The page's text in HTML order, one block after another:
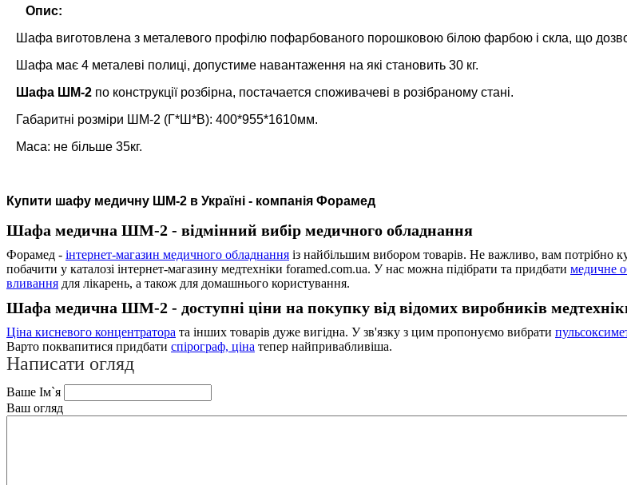
Опис:
Шафа виготовлена з металевого профілю пофарбованого порошковою білою фарбою і скла, що
Шафа має 4 металеві полиці, допустиме навантаження на які становить 30 кг.
Шафа ШМ-2 по конструкції розбірна, постачается споживачеві в розібраному стані.
Габаритні розміри ШМ-2 (Г*Ш*В): 400*955*1610мм.
Маса: не більше 35кг.
Купити шафу медичну ШМ-2 в Україні - компанія Форамед
Шафа медична ШМ-2 - відмінний вибір медичного обладнання
Форамед - інтернет-магазин медичного обладнання із найбільшим вибором товарів. Не важливо, вам
побачити у каталозі інтернет-магазину медтехніки foramed.com.ua. У нас можна підібрати та придбати медичне
вливання для лікарень, а також для домашнього користування.
Шафа медична ШМ-2 - доступні ціни на покупку від відомих виробників
Ціна кисневого концентратора та інших товарів дуже вигідна. У зв'язку з цим пропонуємо вибрати
Варто поквапитися придбати спірограф, ціна тепер найпривабливіша.
Написати огляд
Ваше Ім`я
Ваш огляд